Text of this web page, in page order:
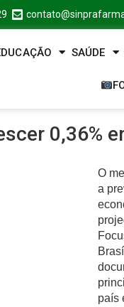
SAÚDE
0,36%
O
a
país